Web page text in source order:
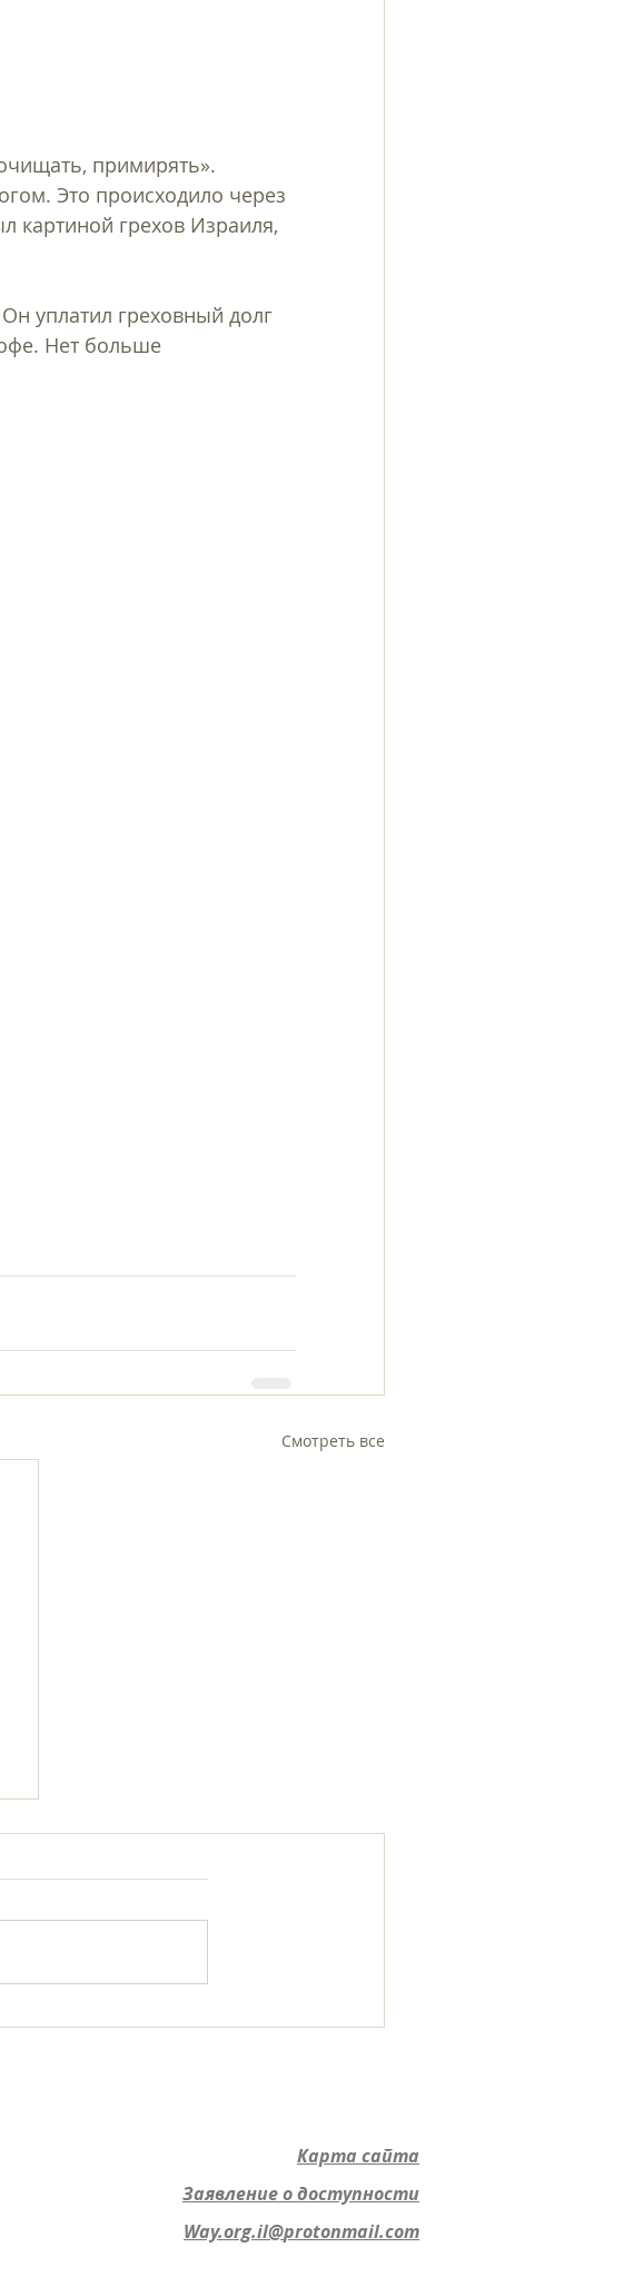
Это происходило через
картиной грехов Израиля,
уплатил греховный долг
Нет больше
Смотреть все
Карта сайта
Заявление о доступности
Way.org.il@protonmail.com